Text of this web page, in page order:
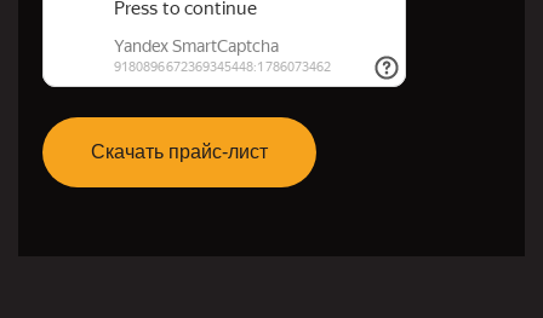
Скачать прайс-лист